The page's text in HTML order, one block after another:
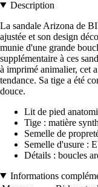
Description
La sandale Arizona de
ajustée et son design
munie d'une grande
supplémentaire à ces
à imprimé animalier, cet
tendance. Sa tige a été
douce.
Lit de pied
Tige : matière
Semelle de
Semelle d'usure :
Détails : boucles
Informations